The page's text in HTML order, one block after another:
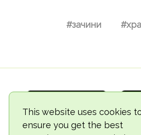
This website uses cookies
ensure you get the best
#зачини